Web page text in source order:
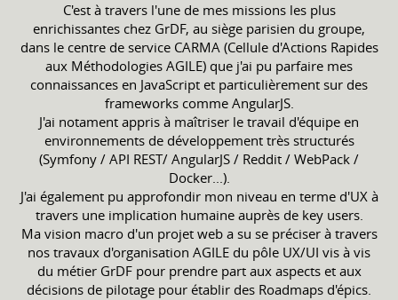
C'est à travers l'une de mes missions les plus
enrichissantes chez GrDF, au siège parisien du groupe,
dans le centre de service CARMA (Cellule d'Actions Rapides
aux Méthodologies AGILE) que j'ai pu parfaire mes
connaissances en JavaScript et particulièrement sur des
frameworks comme AngularJS.
J'ai notament appris à maîtriser le travail d'équipe en
environnements de développement très structurés
(Symfony / API REST/ AngularJS / Reddit / WebPack /
Docker...).
J'ai également pu approfondir mon niveau en terme d'UX à
travers une implication humaine auprès de key users.
Ma vision macro d'un projet web a su se préciser à travers
nos travaux d'organisation AGILE du pôle UX/UI vis à vis
du métier GrDF pour prendre part aux aspects et aux
décisions de pilotage pour établir des Roadmaps d'épics.